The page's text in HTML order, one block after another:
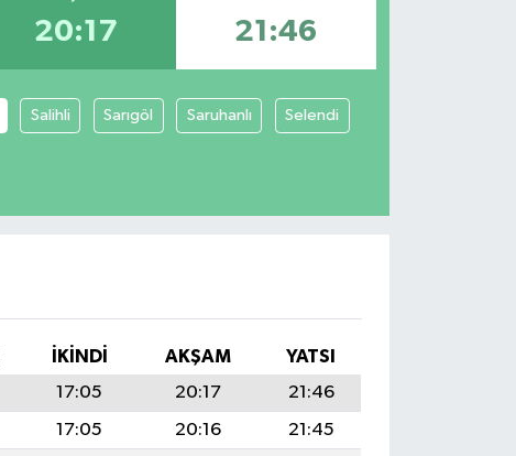
20:17 21:46
Salihli Sarıgöl Saruhanlı Selendi
İKINDI AKŞAM
YATSI
17:05 20:17
21:46
17:05 20:16
21:45